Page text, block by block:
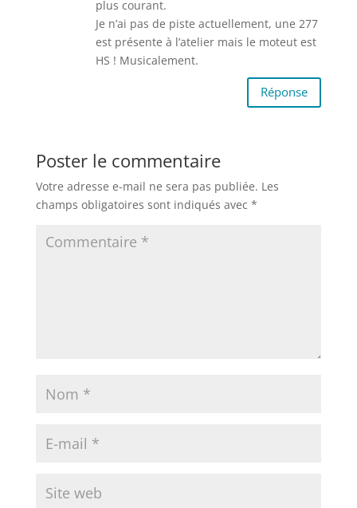
plus courant.
Je n’ai pas de piste actuellement, une 277
est présente à l’atelier mais le moteut est
HS ! Musicalement.
Réponse
Poster le commentaire
Votre adresse e-mail ne sera pas publiée. Les
champs obligatoires sont indiqués avec *